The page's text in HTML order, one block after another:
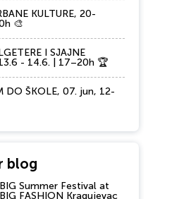
KULTURE, 20-
🎨
I SJAJNE
- 14.6. | 17–20h 🏆
DO ŠKOLE, 07. jun, 12-
blog
BIG Summer Festival at
BIG FASHION Kragujevac